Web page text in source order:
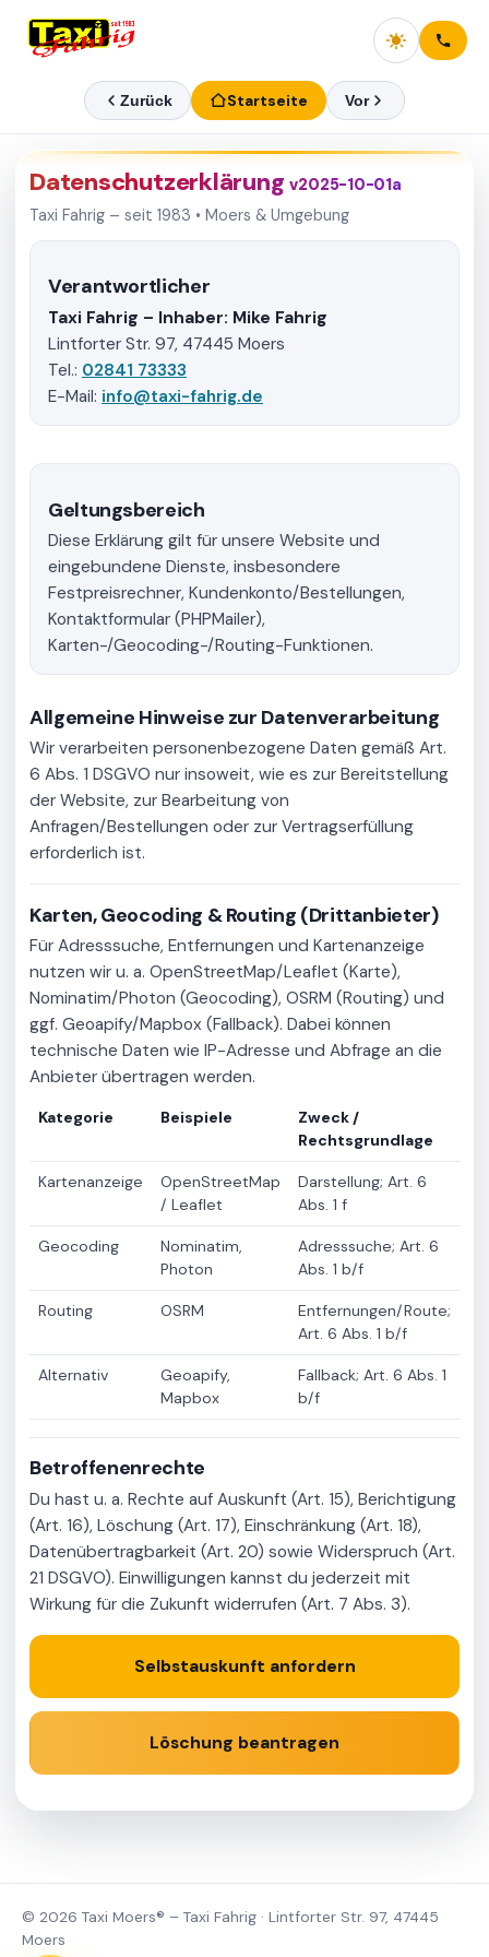
Zurück Startseite Vor
Datenschutzerklärungv2025-10-01a
Taxi Fahrig – seit 1983 • Moers & Umgebung
Verantwortlicher
Taxi Fahrig – Inhaber: Mike Fahrig
Lintforter Str. 97, 47445 Moers
Tel.: 02841 73333
E-Mail: info@taxi-fahrig.de
Geltungsbereich
Diese Erklärung gilt für unsere Website und
eingebundene Dienste, insbesondere
Festpreisrechner, Kundenkonto/Bestellungen,
Kontaktformular (PHPMailer),
Karten-/Geocoding-/Routing-Funktionen.
Allgemeine Hinweise zur Datenverarbeitung
Wir verarbeiten personenbezogene Daten gemäß Art.
6 Abs. 1 DSGVO nur insoweit, wie es zur Bereitstellung
der Website, zur Bearbeitung von
Anfragen/Bestellungen oder zur Vertragserfüllung
erforderlich ist.
Karten, Geocoding & Routing (Drittanbieter)
Für Adresssuche, Entfernungen und Kartenanzeige
nutzen wir u. a. OpenStreetMap/Leaflet (Karte),
Nominatim/Photon (Geocoding), OSRM (Routing) und
ggf. Geoapify/Mapbox (Fallback). Dabei können
technische Daten wie IP-Adresse und Abfrage an die
Anbieter übertragen werden.
Kategorie Beispiele
Zweck /
Rechtsgrundlage
Kartenanzeige
OpenStreetMap
/ Leaflet
Darstellung; Art. 6
Abs. 1 f
Geocoding
Nominatim,
Photon
Adresssuche; Art. 6
Abs. 1 b/f
Routing OSRM
Entfernungen/Route;
Art. 6 Abs. 1 b/f
Alternativ
Geoapify,
Mapbox
Fallback; Art. 6 Abs. 1
b/f
Betroffenenrechte
Du hast u. a. Rechte auf Auskunft (Art. 15), Berichtigung
(Art. 16), Löschung (Art. 17), Einschränkung (Art. 18),
Datenübertragbarkeit (Art. 20) sowie Widerspruch (Art.
21 DSGVO). Einwilligungen kannst du jederzeit mit
Wirkung für die Zukunft widerrufen (Art. 7 Abs. 3).
Selbstauskunft anfordern
Löschung beantragen
© 2026 Taxi Moers® – Taxi Fahrig · Lintforter Str. 97, 47445
Moers
TELEFON